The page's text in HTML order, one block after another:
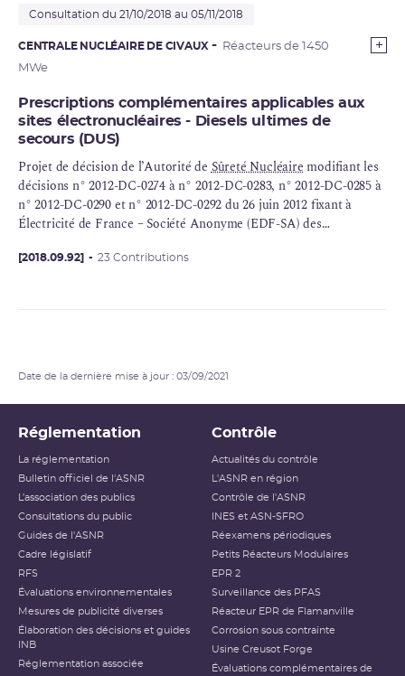
Consultation du 21/10/2018 au 05/11/2018
CENTRALE NUCLÉAIRE DE CIVAUX
Réacteurs de 1450
MWe
Prescriptions complémentaires applicables aux
sites électronucléaires - Diesels ultimes de
secours (DUS)
Projet de décision de l’Autorité de Sûreté Nucléairemodifiant les
décisions n° 2012-DC-0274 à n° 2012-DC-0283, n° 2012-DC-0285 à
n° 2012-DC-0290 et n° 2012-DC-0292 du 26 juin 2012 fixant à
Électricité de France – Société Anonyme (EDF-SA) des
électronucléaires de Belleville-sur-Loire, Blayais, Bugey,
[2018.09.92] 23 Contributions
Date de la dernière mise à jour : 03/09/2021
Réglementation
La réglementation
Bulletin officiel de l'ASNR
L’association des publics
Consultations du public
Guides de l'ASNR
Cadre législatif
RFS
Évaluations environnementales
Mesures de publicité diverses
Élaboration des décisions et guides
INB
Réglementation associée
Contrôle
Actualités du contrôle
L'ASNR en région
Contrôle de l'ASNR
INES et ASN-SFRO
Réexamens périodiques
Petits Réacteurs Modulaires
EPR 2
Surveillance des PFAS
Réacteur EPR de Flamanville
Corrosion sous contrainte
Usine Creusot Forge
Évaluations complémentaires de